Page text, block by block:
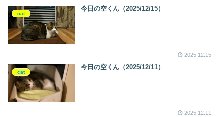
cat
今日の空くん（2025/12/15）
2025.12.15
cat
今日の空くん（2025/12/11）
2025.12.11